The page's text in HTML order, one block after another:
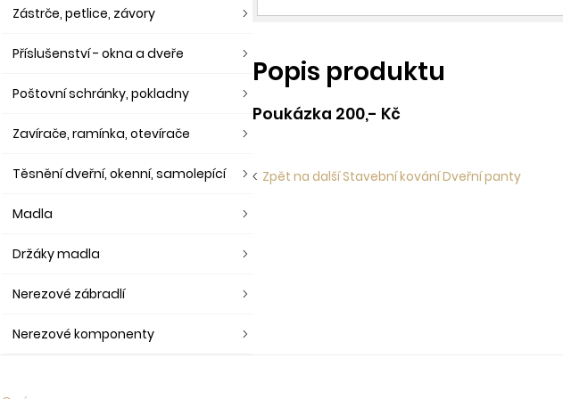
Popis produktu
Poukázka 200,- Kč
Zpět na další Stavební kování Dveřní panty
Zástrče, petlice, závory
Příslušenství - okna a dveře
Poštovní schránky, pokladny
Zavírače, ramínka, otevírače
Těsnění dveřní, okenní, samolepící
Madla
Držáky madla
Nerezové zábradlí
Nerezové komponenty